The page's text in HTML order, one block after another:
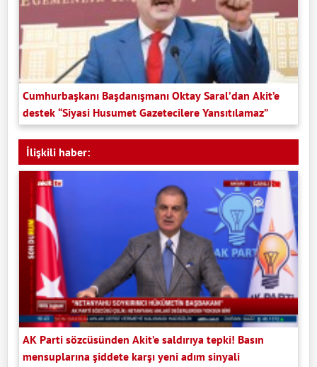
Cumhurbaşkanı Başdanışmanı Oktay Saral’dan Akit’e
destek “Siyasi Husumet Gazetecilere Yansıtılamaz”
İlişkili haber:
AK Parti sözcüsünden Akit’e saldırıya tepki! Basın
mensuplarına şiddete karşı yeni adım sinyali